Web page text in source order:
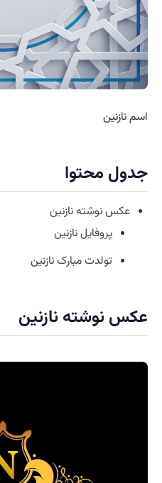
اسم نازنین
جدول محتوا
عکس نوشته نازنین
پروفایل نازنین
تولدت مبارک نازنین
عکس نوشته نازنین